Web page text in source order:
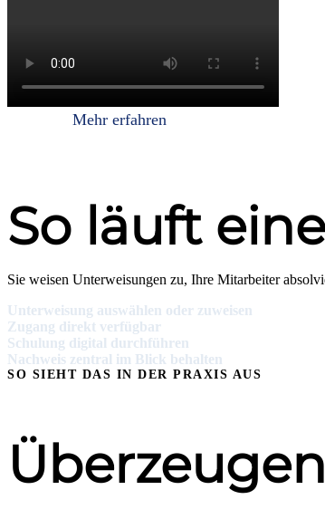
Mehr erfahren
So läuft
Sie weisen Unterweisungen zu, Ihre Mitarbeiter
Unterweisung auswählen oder zuweisen
Zugang direkt verfügbar
Schulung digital durchführen
Nachweis zentral im Blick behalten
SO SIEHT DAS IN DER PRAXIS AUS